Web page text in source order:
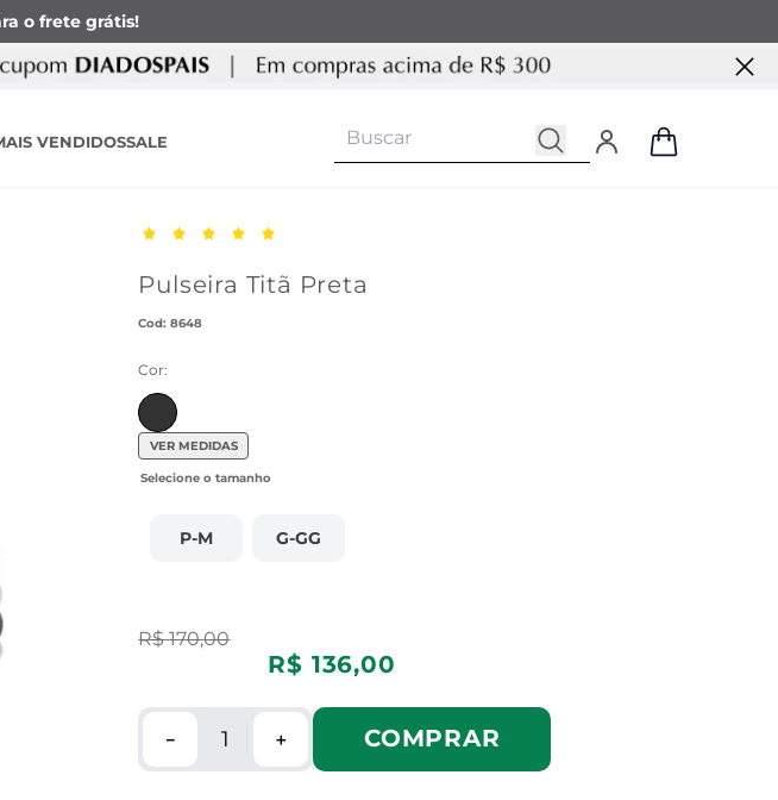
o frete grátis!
VENDIDOSSALE
Pulseira Titã Preta
:8648
Cor:
VER MEDIDAS
P-M G-GG
R$ 170,00
R$ 136,00
＋
－ COMPRAR